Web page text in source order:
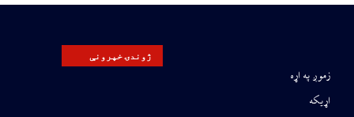
ژوندۍ خپرونې
زموږ په اړه
اړیکه